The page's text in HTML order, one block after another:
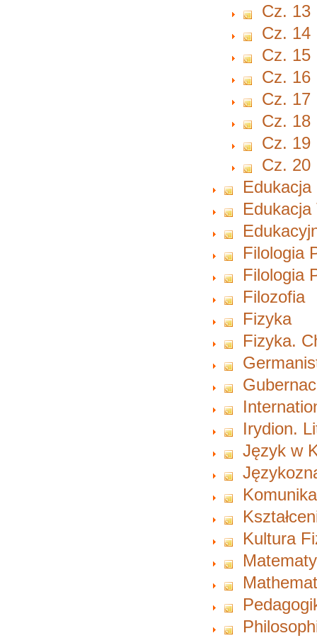
Cz. 13
Cz. 14
Cz. 15
Cz. 16
Cz. 17
Cz. 18
Cz. 19
Cz. 20
Filologia
Filologia
Filozofia
Fizyka
Fizyka.
Irydion.
Język w
Kultura